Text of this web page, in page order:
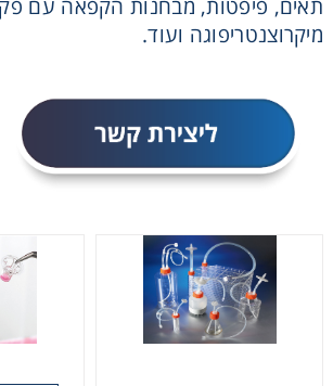
תאים, פיפטות, מבחנות הקפאה עם
מיקרוצנטריפוגה ועוד.
Concentration
Heating
Microscopy
Pumps